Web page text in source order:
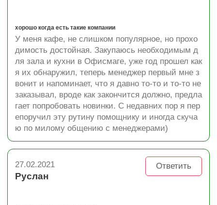
хорошо когда есть такие компании
У меня кафе, не слишком популярное, но прохо
димость достойная. Закупаюсь необходимым д
ля зала и кухни в Офисмаге, уже год прошел как
я их обнаружил, теперь менеджер первый мне з
вонит и напоминает, что я давно то-то и то-то не
заказывал, вроде как закончится должно, предла
гает попробовать новинки. С недавних пор я пер
епоручил эту рутину помощнику и иногда скуча
ю по милому общению с менеджерами)
Ответить
27.02.2021
Руслан